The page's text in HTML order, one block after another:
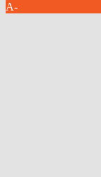
A-